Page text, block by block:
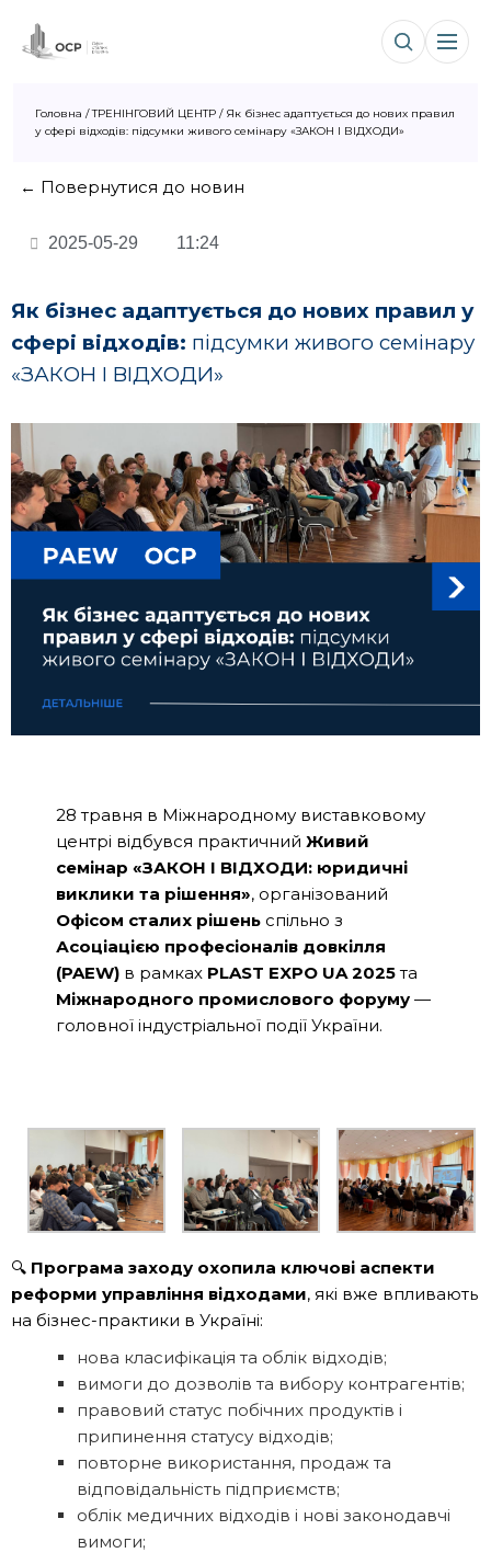
Головна /ТРЕНІНГОВИЙ ЦЕНТР / Як бізнес адаптується до нових правил
у сфері відходів: підсумки живого семінару «ЗАКОН І ВІДХОДИ»
← Повернутися до новин
2025-05-29 11:24
Як бізнес адаптується до нових правил у
сфері відходів: підсумки живого семінару
«ЗАКОН І ВІДХОДИ»
28 травня в Міжнародному виставковому
центрі відбувся практичний Живий
семінар «ЗАКОН І ВІДХОДИ: юридичні
виклики та рішення», організований
Офісом сталих рішень спільно з
Асоціацією професіоналів довкілля
(PAEW) в рамках PLAST EXPO UA 2025та
Міжнародного промислового форуму —
головної індустріальної події України.
🔍 Програма заходу охопила ключові аспекти
реформи управління відходами, які вже впливають
на бізнес-практики в Україні:
нова класифікація та облік відходів;
вимоги до дозволів та вибору контрагентів;
правовий статус побічних продуктів і
припинення статусу відходів;
повторне використання, продаж та
відповідальність підприємств;
облік медичних відходів і нові законодавчі
вимоги;